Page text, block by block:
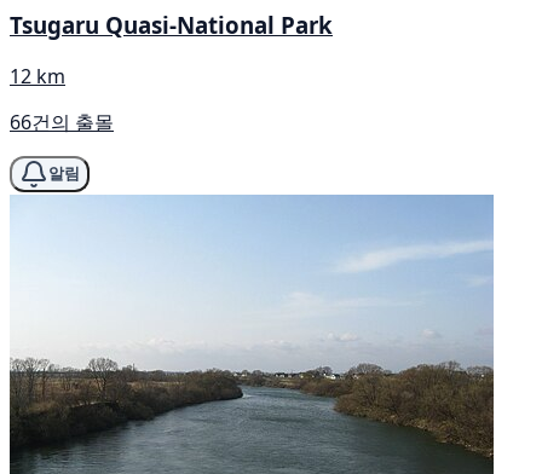
Tsugaru Quasi-National Park
12 km
66건의 출몰
알림